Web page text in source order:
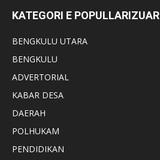
KATEGORI E POPULLARIZUAR
BENGKULU UTARA
BENGKULU
ADVERTORIAL
KABAR DESA
DAERAH
POLHUKAM
PENDIDIKAN